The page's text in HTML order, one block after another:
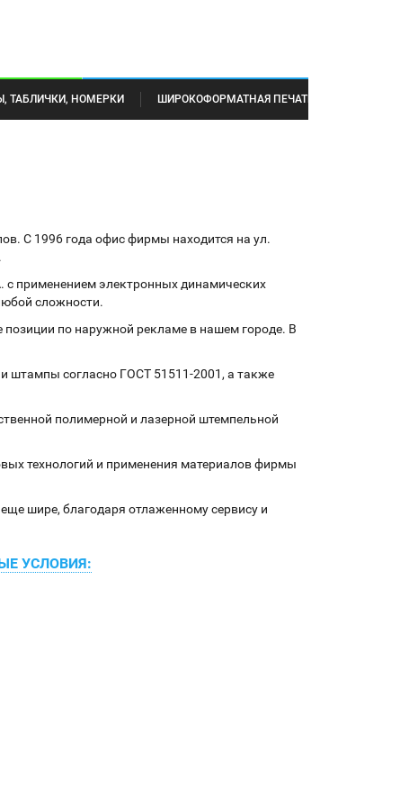
ТАБЛИЧКИ, НОМЕРКИ ШИРОКОФОРМАТНАЯ ПЕЧАТЬ
С 1996 года офис фирмы находится на ул.
с применением электронных динамических
сложности.
по наружной рекламе в нашем городе. В
штампы согласно ГОСТ 51511-2001, а также
полимерной и лазерной штемпельной
технологий и применения материалов фирмы
шире, благодаря отлаженному сервису и
УСЛОВИЯ: